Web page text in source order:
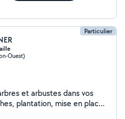
Particulier
Ouest)
et arbustes dans vos
plantation, mise en place